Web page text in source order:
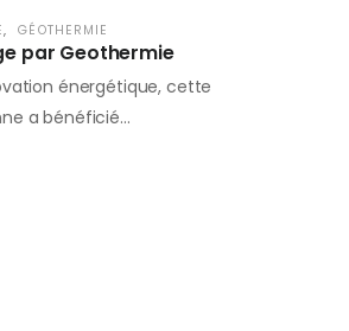
, GÉOTHERMIE
par Geothermie
énergétique, cette
a bénéficié…